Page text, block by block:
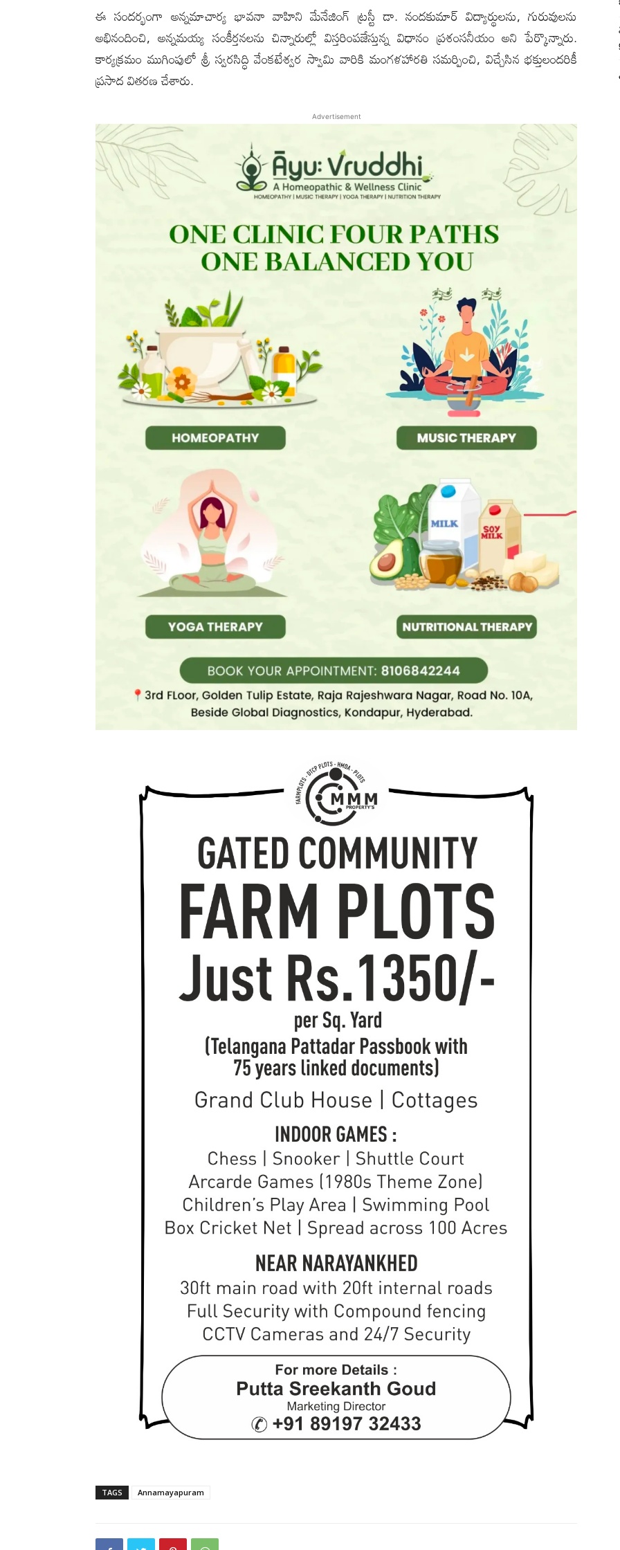
ఈ సందర్భంగా అన్నమాచార్య భావనా వాహిని మేనేజింగ్ ట్రస్టీ డా. నందకుమార్ విద్యార్థులను, గురువులను
అభినందించి, అన్నమయ్య సంకీర్తనలను చిన్నారుల్లో విస్తరింపజేస్తున్న విధానం ప్రశంసనీయం అని పేర్కొన్నారు.
కార్యక్రమం ముగింపులో శ్రీ స్వరసిద్ధి వేంకటేశ్వర స్వామి వారికి మంగళహారతి సమర్పించి, విచ్చేసిన భక్తులందరికీ
ప్రసాద వితరణ చేశారు.
Advertisement
TAGS Annamayapuram